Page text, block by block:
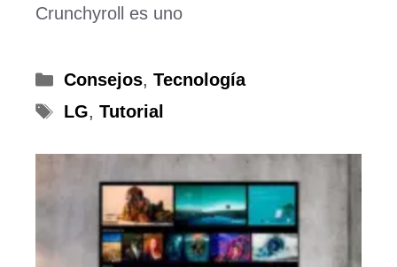
Crunchyroll es uno
Categorías
Consejos, Tecnología
Etiquetas
LG, Tutorial